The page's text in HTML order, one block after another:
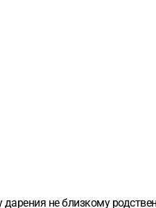
не близкому